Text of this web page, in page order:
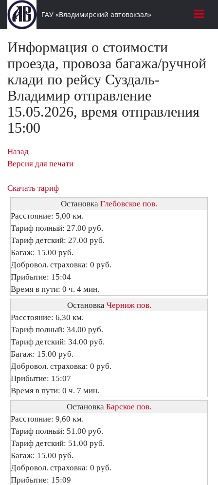
ГАУ «Владимирский автовокзал»
Информация о стоимости
проезда, провоза багажа/ручной
клади по рейсу Суздаль-
Владимир отправление
15.05.2026, время отправления
15:00
Назад
Версия для печати
Скачать тариф
Остановка Глебовское пов.
Расстояние: 5,00 км.
Тариф полный: 27.00 руб.
Тариф детский: 27.00 руб.
Багаж: 15.00 руб.
Добровол. страховка: 0 руб.
Прибытие: 15:04
Время в пути: 0 ч. 4 мин.
Остановка Черниж пов.
Расстояние: 6,30 км.
Тариф полный: 34.00 руб.
Тариф детский: 34.00 руб.
Багаж: 15.00 руб.
Добровол. страховка: 0 руб.
Прибытие: 15:07
Время в пути: 0 ч. 7 мин.
Остановка Барское пов.
Расстояние: 9,60 км.
Тариф полный: 51.00 руб.
Тариф детский: 51.00 руб.
Багаж: 15.00 руб.
Добровол. страховка: 0 руб.
Прибытие: 15:09